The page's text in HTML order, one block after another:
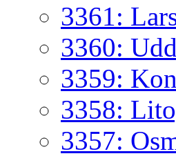
3361:
3360:
3359:
3358:
3357: